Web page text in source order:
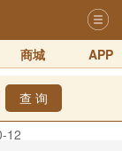
商城 APP
查 询
12